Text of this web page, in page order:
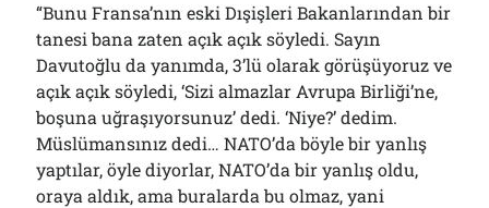
“Bunu Fransa’nın eski Dışişleri Bakanlarından bir
tanesi bana zaten açık açık söyledi. Sayın
Davutoğlu da yanımda, 3’lü olarak görüşüyoruz ve
açık açık söyledi, ‘Sizi almazlar Avrupa Birliği’ne,
boşuna uğraşıyorsunuz’ dedi. ‘Niye?’ dedim.
Müslümansınız dedi… NATO’da böyle bir yanlış
yaptılar, öyle diyorlar, NATO’da bir yanlış oldu,
oraya aldık, ama buralarda bu olmaz, yani